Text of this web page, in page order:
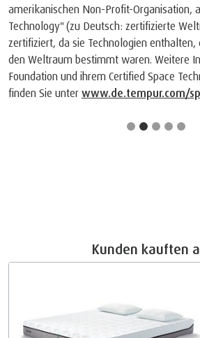
amerikanischen Non-Profit-Organisation,
Technology" (zu Deutsch: zertifizierte
zertifiziert, da sie Technologien
den Weltraum bestimmt waren. Weitere
Foundation und ihrem Certified Space
finden Sie unter www.de.tempur.com/
Kunden kauften